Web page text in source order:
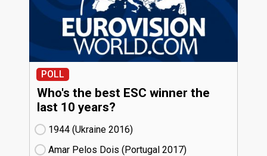
POLL
Who's the best ESC winner the
last 10 years?
1944 (Ukraine
16)
Amar Pelos Dois (Portugal
17)